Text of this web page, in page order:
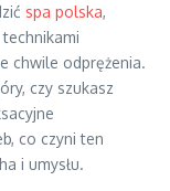
spa polska,
chwile odprężenia.
czy szukasz
co czyni ten
i umysłu.